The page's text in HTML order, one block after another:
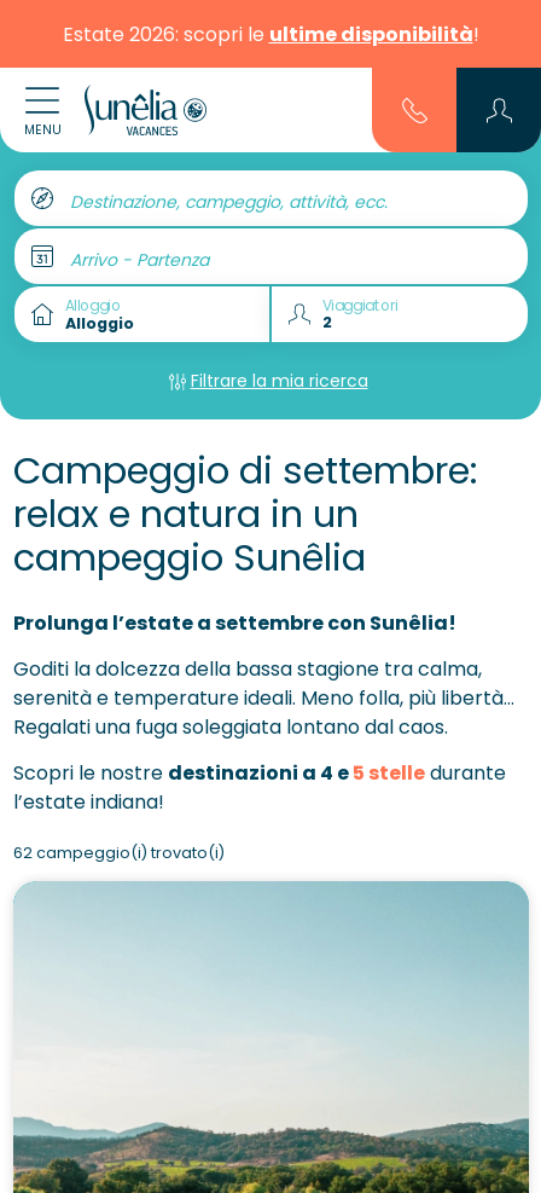
Estate 2026: scopri le ultime disponibilità!
MENU
Destinazione, campeggio, attività, ecc.
Arrivo - Partenza
Alloggio Viaggiatori
Filtrare la mia ricerca
Campeggio di settembre:
relax e natura in un
campeggio Sunêlia
Prolunga l’estate a settembre con Sunêlia!
Goditi la dolcezza della bassa stagione tra calma,
serenità e temperature ideali. Meno folla, più libertà…
Regalati una fuga soleggiata lontano dal caos.
Scopri le nostre destinazioni a 4 e5 stelledurante
l’estate indiana!
62 campeggio(i) trovato(i)